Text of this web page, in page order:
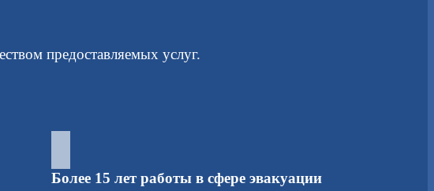
предоставляемых услуг.
Более 15 лет работы в сфере эвакуации